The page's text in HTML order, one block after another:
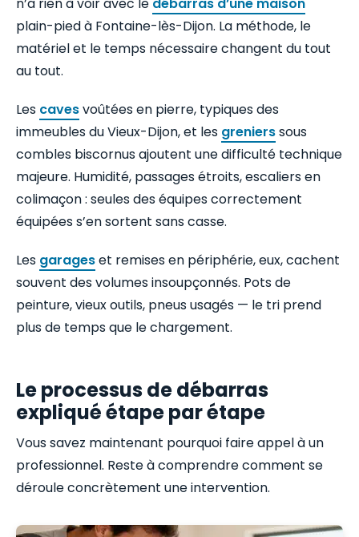
n’a rien à voir avec le débarras d’une maison
plain-pied à Fontaine-lès-Dijon. La méthode, le
matériel et le temps nécessaire changent du tout
au tout.
Les cavesvoûtées en pierre, typiques des
immeubles du Vieux-Dijon, et les grenierssous
combles biscornus ajoutent une difficulté technique
majeure. Humidité, passages étroits, escaliers en
colimaçon : seules des équipes correctement
équipées s’en sortent sans casse.
Les garageset remises en périphérie, eux, cachent
souvent des volumes insoupçonnés. Pots de
peinture, vieux outils, pneus usagés — le tri prend
plus de temps que le chargement.
Le processus de débarras
expliqué étape par étape
Vous savez maintenant pourquoi faire appel à un
professionnel. Reste à comprendre comment se
déroule concrètement une intervention.